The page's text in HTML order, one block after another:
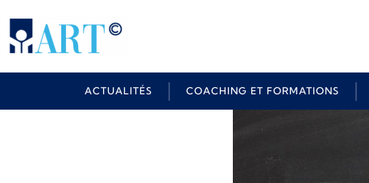
ACTUALITÉS COACHING ET FORMATIONS